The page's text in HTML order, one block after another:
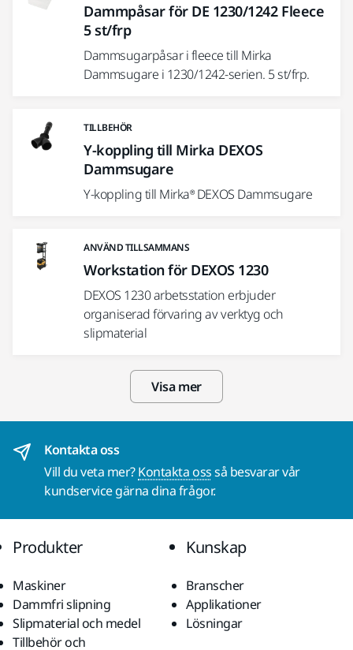
Dammpåsar för DE 1230/1242 Fleece
5 st/frp
Dammsugarpåsar i fleece till Mirka
Dammsugare i 1230/1242-serien. 5 st/frp.
TILLBEHÖR
Y-koppling till Mirka DEXOS
Dammsugare
Y-koppling till Mirka® DEXOS Dammsugare
ANVÄND TILLSAMMANS
Workstation för DEXOS 1230
DEXOS 1230 arbetsstation erbjuder
organiserad förvaring av verktyg och
slipmaterial
Visa mer
Kontakta oss
Vill du veta mer?Kontakta ossså besvarar vår
kundservice gärna dina frågor.
Produkter
Maskiner
Dammfri slipning
Slipmaterial och medel
Tillbehör och
Kunskap
Branscher
Applikationer
Lösningar